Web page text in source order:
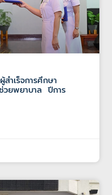
ำเร็จการศึกษา
วยพยาบาล ปีการ